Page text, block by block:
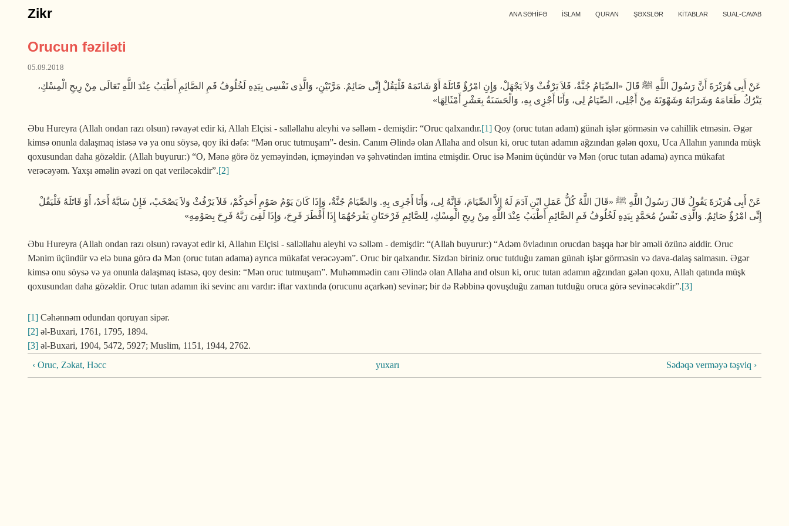
Zikr ANA SƏHİFƏ İSLAM QURAN ŞƏXSLƏR KİTABLAR SUAL-CAVAB
Orucun fəziləti
05.09.2018
عَنْ أَبِى هُرَيْرَةَ أَنَّ رَسُولَ اللَّهِ ﷺ قَالَ «الصِّيَامُ جُنَّةٌ، فَلاَ يَرْفُثْ وَلاَ يَجْهَلْ، وَإِنِ امْرُؤٌ قَاتَلَهُ أَوْ شَاتَمَهُ فَلْيَقُلْ إِنِّى صَائِمٌ. مَرَّتَيْنِ، وَالَّذِى نَفْسِى بِيَدِهِ لَخُلُوفُ فَمِ الصَّائِمِ أَطْيَبُ عِنْدَ اللَّهِ تَعَالَى مِنْ رِيحِ الْمِسْكِ،
يَتْرُكُ طَعَامَهُ وَشَرَابَهُ وَشَهْوَتَهُ مِنْ أَجْلِى، الصِّيَامُ لِى، وَأَنَا أَجْزِى بِهِ، وَالْحَسَنَةُ بِعَشْرِ أَمْثَالِهَا»
Əbu Hureyra (Allah ondan razı olsun) rəvayət edir ki, Allah Elçisi - salləllahu aleyhi və səlləm - demişdir: “Oruc qalxandır.[1] Qoy (oruc tutan adam) günah işlər görməsin və cahil­lik etməsin. Əgər
kimsə onunla dalaşmaq istəsə və ya onu söysə, qoy iki dəfə: “Mən oruc tutmuşam”- desin. Canım Əlində olan Allaha and olsun ki, oruc tutan adamın ağzından gələn qoxu, Uca Allahın yanında müşk
qoxusun­dan daha gözəldir. (Allah buyu­rur:) “O, Mənə görə öz yemə­yindən, içməyindən və şəhvətindən imtina etmişdir. Oruc isə Mənim üçündür və Mən (oruc tutan ada­ma) ayrıca mükafat
verəcəyəm. Yaxşı əməlin əvəzi on qat veri­lə­cəkdir”.[2]
عَنْ أَبِى هُرَيْرَةَ يَقُولُ قَالَ رَسُولُ اللَّهِ ﷺ «قَالَ اللَّهُ كُلُّ عَمَلِ ابْنِ آدَمَ لَهُ إِلاَّ الصِّيَامَ، فَإِنَّهُ لِى، وَأَنَا أَجْزِى بِهِ. وَالصِّيَامُ جُنَّةٌ، وَإِذَا كَانَ يَوْمُ صَوْمِ أَحَدِكُمْ، فَلاَ يَرْفُثْ وَلاَ يَصْخَبْ، فَإِنْ سَابَّهُ أَحَدٌ، أَوْ قَاتَلَهُ فَلْيَقُلْ
إِنِّى امْرُؤٌ صَائِمٌ. وَالَّذِى نَفْسُ مُحَمَّدٍ بِيَدِهِ لَخُلُوفُ فَمِ الصَّائِمِ أَطْيَبُ عِنْدَ اللَّهِ مِنْ رِيحِ الْمِسْكِ، لِلصَّائِمِ فَرْحَتَانِ يَفْرَحُهُمَا إِذَا أَفْطَرَ فَرِحَ، وَإِذَا لَقِىَ رَبَّهُ فَرِحَ بِصَوْمِهِ»
Əbu Hureyra (Allah ondan razı olsun) rəvayət edir ki, Allahın Elçisi - salləllahu aleyhi və səlləm - demişdir: “(Allah buyurur:) “Adəm övladının orucdan başqa hər bir əməli özünə aiddir. Oruc
Mənim üçündür və elə buna görə də Mən (oruc tutan adama) ayrıca mükafat verəcəyəm”. Oruc bir qalxan­dır. Sizdən biriniz oruc tutduğu zaman günah işlər görməsin və dava-dalaş salmasın. Əgər
kimsə onu söysə və ya onunla dalaş­maq istəsə, qoy desin: “Mən oruc tutmuşam”. Muhəmmədin canı Əlində olan Allaha and olsun ki, oruc tutan adamın ağzından gələn qoxu, Allah qatında müşk
qoxusundan daha gözəldir. Oruc tutan adamın iki sevinc anı vardır: iftar vaxtında (orucunu açarkən) sevinər; bir də Rəbbinə qovuşduğu zaman tutduğu oruca görə sevinəcəkdir”.[3]
[1] Cəhənnəm odundan qoruyan sipər.
[2] əl-Buxari, 1761, 1795, 1894.
[3] əl-Buxari, 1904, 5472, 5927; Muslim, 1151, 1944, 2762.
‹ Oruc, Zəkat, Həcc
yuxarı Sədəqə verməyə təşviq ›